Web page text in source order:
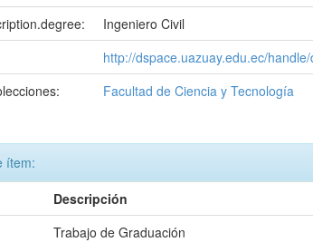
Ingeniero Civil
http://dspace.uazuay.edu.ec/
Facultad de Ciencia y Tecnología
ítem:
Descripción
Trabajo de Graduación